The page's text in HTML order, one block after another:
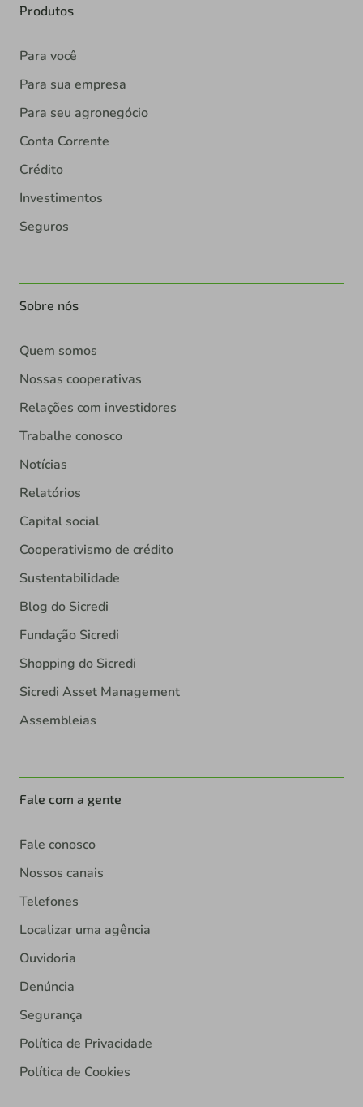
Produtos
Para você
Para sua empresa
Para seu agronegócio
Conta Corrente
Crédito
Investimentos
Seguros
Sobre nós
Quem somos
Nossas cooperativas
Relações com investidores
Trabalhe conosco
Notícias
Relatórios
Capital social
Cooperativismo de crédito
Sustentabilidade
Blog do Sicredi
Fundação Sicredi
Shopping do Sicredi
Sicredi Asset Management
Assembleias
Fale com a gente
Fale conosco
Nossos canais
Telefones
Localizar uma agência
Ouvidoria
Denúncia
Segurança
Política de Privacidade
Política de Cookies